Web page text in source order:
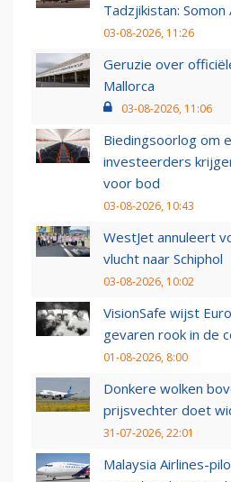
Tadzjikistan:
03-08-2026, 11:26
Geruzie over
Mallorca
03-08-2026, 11:06
Biedingsoorlog om
investeerders
voor bod
03-08-2026, 10:43
WestJet annuleert
vlucht naar Schiphol
03-08-2026, 10:02
VisionSafe wijst
gevaren rook in de
01-08-2026, 8:00
Donkere wolken
prijsvechter doet
31-07-2026, 22:01
Malaysia Airlines-